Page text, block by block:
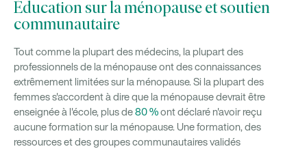
Éducation sur la ménopause et soutien
communautaire
Tout comme la plupart des médecins, la plupart des
professionnels de la ménopause ont des connaissances
extrêmement limitées sur la ménopause. Si la plupart des
femmes s'accordent à dire que la ménopause devrait être
enseignée à l'école, plus de80 %ont déclaré n'avoir reçu
aucune formation sur la ménopause. Une formation, des
ressources et des groupes communautaires validés